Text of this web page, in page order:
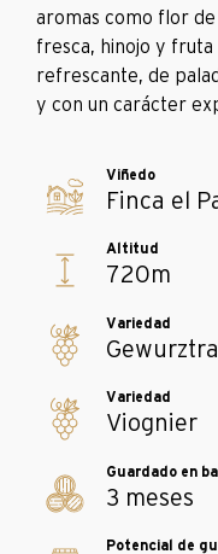
aromas como flor de
fresca, hinojo y fruta
refrescante, de
y con un carácter
Viognier
Finca el
720m
3 meses